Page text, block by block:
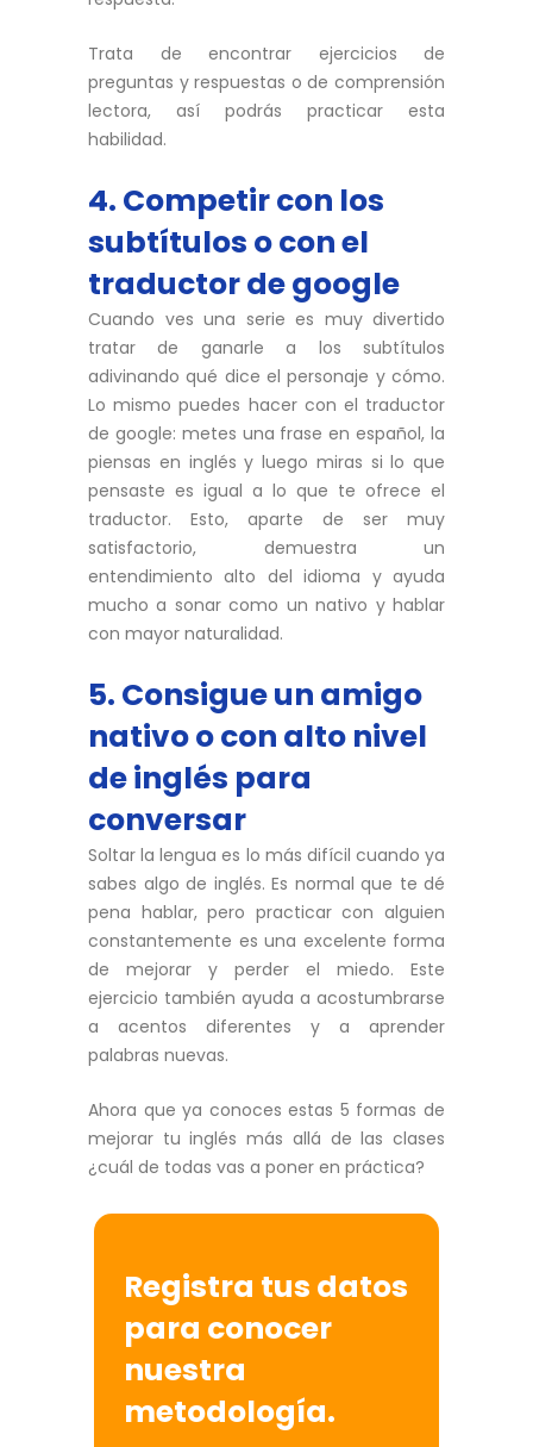
Trata de encontrar ejercicios de
preguntas y respuestas o de comprensión
lectora, así podrás practicar esta
habilidad.
4. Competir con los
subtítulos o con el
traductor de google
Cuando ves una serie es muy divertido
tratar de ganarle a los subtítulos
adivinando qué dice el personaje y cómo.
Lo mismo puedes hacer con el traductor
de google: metes una frase en español, la
piensas en inglés y luego miras si lo que
pensaste es igual a lo que te ofrece el
traductor. Esto, aparte de ser muy
satisfactorio, demuestra un
entendimiento alto del idioma y ayuda
mucho a sonar como un nativo y hablar
con mayor naturalidad.
5. Consigue un amigo
nativo o con alto nivel
de inglés para
conversar
Soltar la lengua es lo más difícil cuando ya
sabes algo de inglés. Es normal que te dé
pena hablar, pero practicar con alguien
constantemente es una excelente forma
de mejorar y perder el miedo. Este
ejercicio también ayuda a acostumbrarse
a acentos diferentes y a aprender
palabras nuevas.
Ahora que ya conoces estas 5 formas de
mejorar tu inglés más allá de las clases
¿cuál de todas vas a poner en práctica?
Registra tus datos
para conocer
nuestra
metodología.